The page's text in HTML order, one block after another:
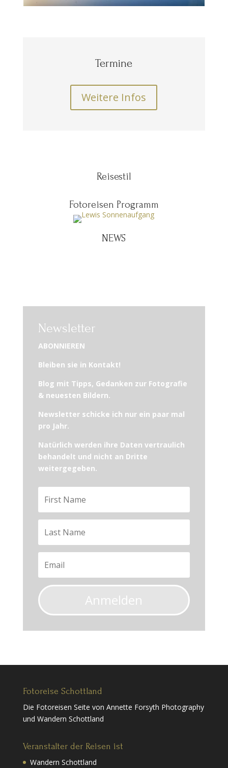
Termine
Weitere Infos
Reisestil
Fotoreisen Programm
NEWS
Newsletter
ABONNIEREN
Bleiben sie in Kontakt!
Blog mit Tipps, Gedanken zur Fotografie
& neuesten Bildern.
Newsletter schicke ich nur ein paar mal
pro Jahr.
Natürlich werden ihre Daten vertraulich
behandelt und nicht an Dritte
weitergegeben.
Anmelden
Fotoreise Schottland
Die Fotoreisen Seite von Annette Forsyth Photography
und Wandern Schottland
Veranstalter der Reisen ist
Wandern Schottland